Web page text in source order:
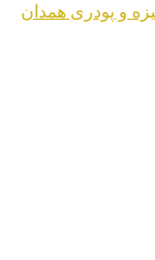
و پودری همدان